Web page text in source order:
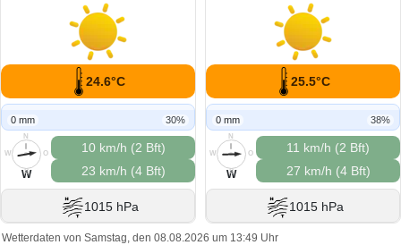
24.6°C
0 mm 30%
N
O
S
W
W
10 km/h (2 Bft)
23 km/h (4 Bft)
1015 hPa
25.5°C
0 mm 38%
N
O
S
W
W
11 km/h (2 Bft)
27 km/h (4 Bft)
1015 hPa
Wetterdaten von Samstag, den 08.08.2026 um 13:49 Uhr